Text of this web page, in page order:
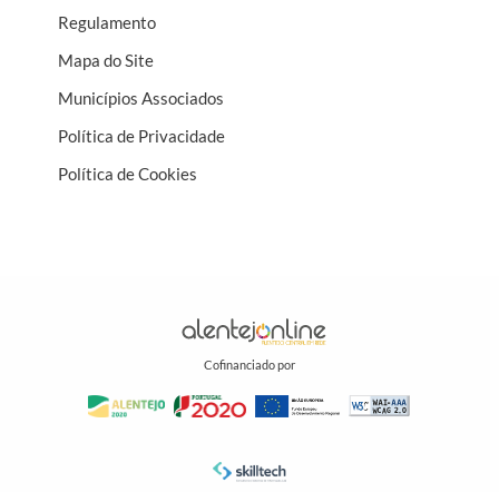
Regulamento
Mapa do Site
Municípios Associados
Política de Privacidade
Política de Cookies
Cofinanciado por